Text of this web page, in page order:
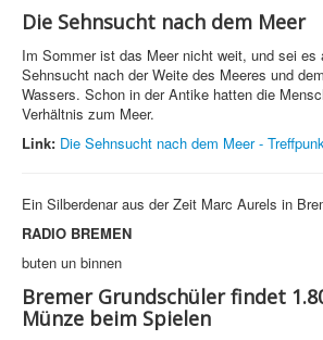
Die Sehnsucht nach dem Meer
Im Sommer ist das Meer nicht weit, und sei es
Sehnsucht nach der Weite des Meeres und
Wassers. Schon in der Antike hatten die
Verhältnis zum Meer.
Link: Die Sehnsucht nach dem Meer -
Ein Silberdenar aus der Zeit Marc Aurels in
RADIO BREMEN
buten un binnen
Bremer Grundschüler findet
Münze beim Spielen